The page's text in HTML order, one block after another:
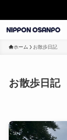
ホーム お散歩日記
お散歩日記